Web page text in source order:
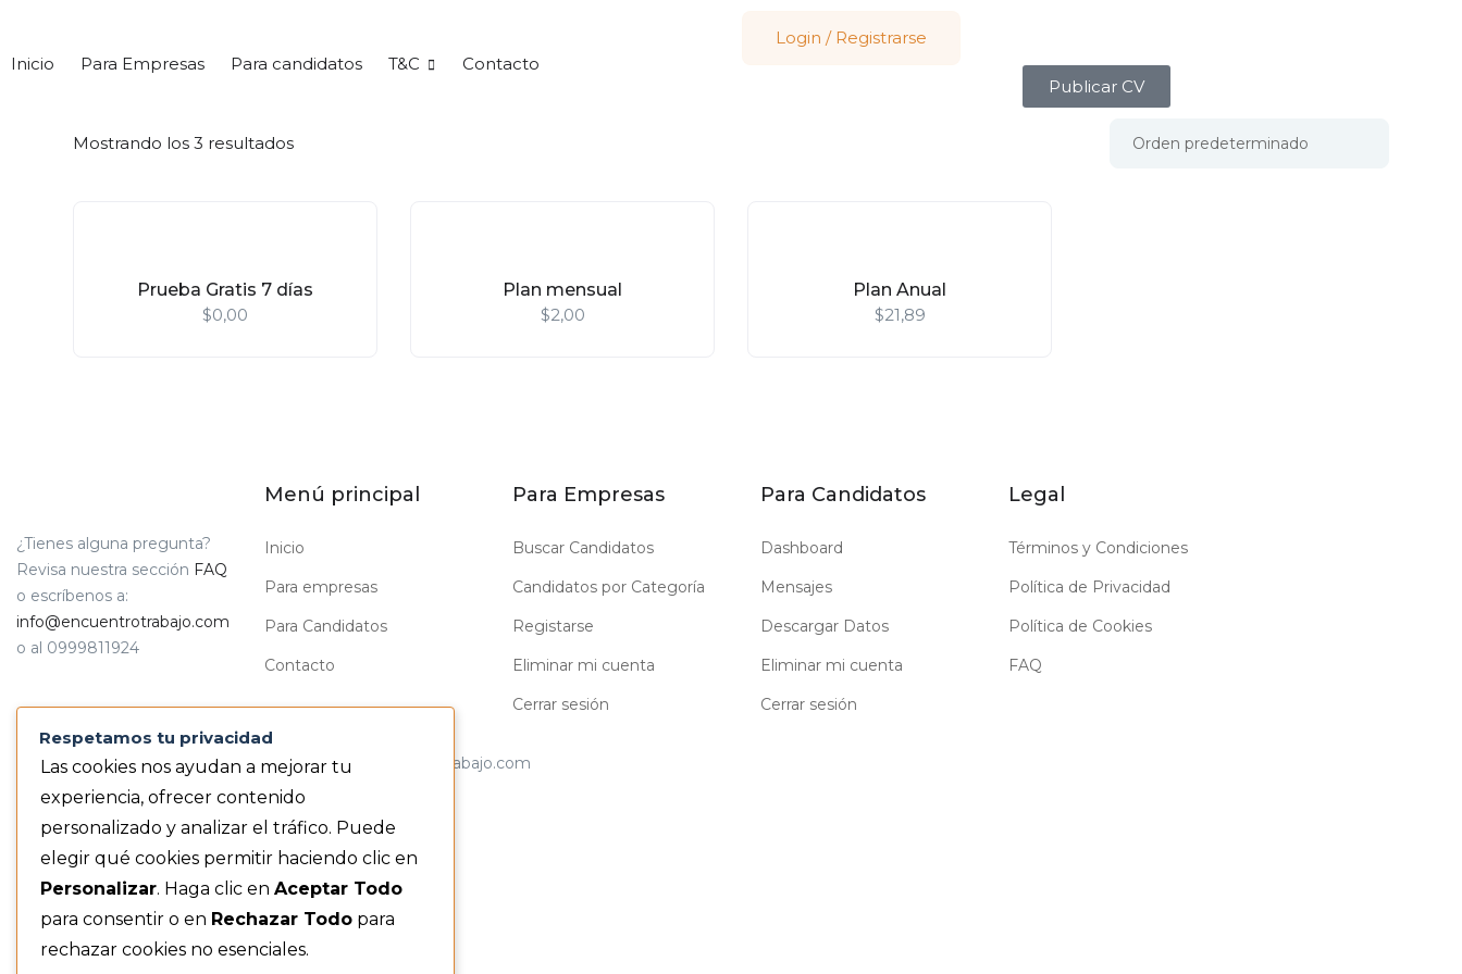
Inicio Para Empresas Para candidatos T&C Contacto
Login / Registrarse
Publicar CV
Mostrando los 3 resultados
Prueba Gratis 7 días
$0,00
Plan mensual
$2,00
Plan Anual
$21,89
¿Tienes alguna pregunta?
Revisa nuestra sección FAQ
o escríbenos a:
info@encuentrotrabajo.com
o al 0999811924
Menú principal
Inicio
Para empresas
Para Candidatos
Contacto
Para Empresas
Buscar Candidatos
Candidatos por Categoría
Registarse
Eliminar mi cuenta
Cerrar sesión
Para Candidatos
Dashboard
Mensajes
Descargar Datos
Eliminar mi cuenta
Cerrar sesión
Legal
Términos y Condiciones
Política de Privacidad
Política de Cookies
FAQ
© 2026. Todos Los Derechos Reservados por EncuentroTrabajo.com
Respetamos tu privacidad
Las cookies nos ayudan a mejorar tu
experiencia, ofrecer contenido
personalizado y analizar el tráfico. Puede
elegir qué cookies permitir haciendo clic en
Personalizar. Haga clic en Aceptar Todo
para consentir o en Rechazar Todo para
rechazar cookies no esenciales.